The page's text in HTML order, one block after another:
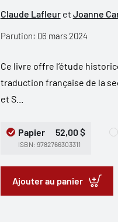
Claude Lafleuret Joanne
Parution: 06 mars 2024
Ce livre offre l’étude
traduction française de la
et S...
Papier 52,00 $
ISBN: 9782766303311
Ajouter au panier